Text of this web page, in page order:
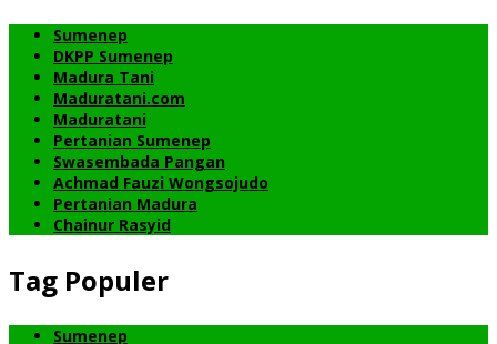
Sumenep
DKPP Sumenep
Madura Tani
Maduratani.com
Maduratani
Pertanian Sumenep
Swasembada Pangan
Achmad Fauzi Wongsojudo
Pertanian Madura
Chainur Rasyid
Tag Populer
Sumenep